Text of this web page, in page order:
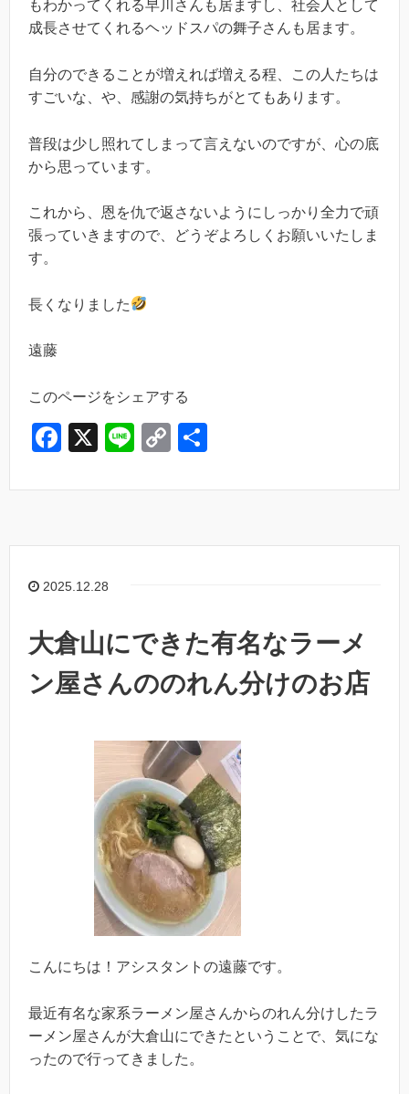
もわかってくれる早川さんも居ますし、社会人として
成長させてくれるヘッドスパの舞子さんも居ます。
自分のできることが増えれば増える程、この人たちは
すごいな、や、感謝の気持ちがとてもあります。
普段は少し照れてしまって言えないのですが、心の底
から思っています。
これから、恩を仇で返さないようにしっかり全力で頑
張っていきますので、どうぞよろしくお願いいたしま
す。
長くなりました
遠藤
このページをシェアする
F
c
b
o
k
X
Li
e
C
p
Li
2025.12.28
大倉山にできた有名なラーメ
ン屋さんののれん分けのお店
こんにちは！アシスタントの遠藤です。
最近有名な家系ラーメン屋さんからのれん分けしたラ
ーメン屋さんが大倉山にできたということで、気にな
ったので行ってきました。